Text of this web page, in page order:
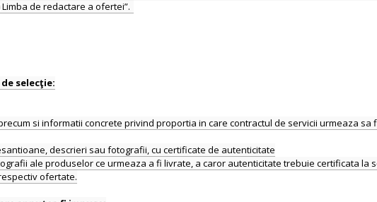
si informatii concrete privind proportia in care contractul de servicii urmeaza
descrieri sau fotografii, cu certificate de autenticitate
ale produselor ce urmeaza a fi livrate, a caror autenticitate trebuie certificata la
ofertate.